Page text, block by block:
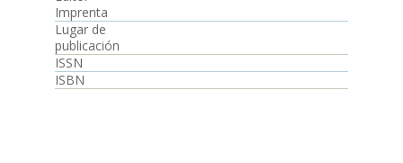
Imprenta
Lugar de
publicación
ISSN
ISBN